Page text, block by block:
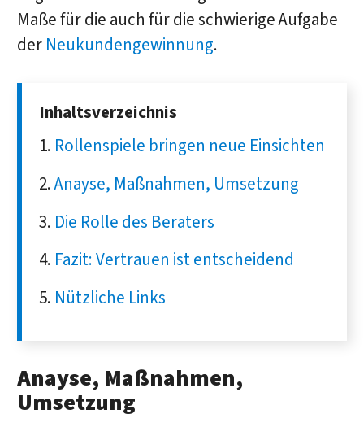
Maße für die auch für die schwierige Aufgabe
der Neukundengewinnung.
Inhaltsverzeichnis
Rollenspiele bringen neue Einsichten
Anayse, Maßnahmen, Umsetzung
Die Rolle des Beraters
Fazit: Vertrauen ist entscheidend
Nützliche Links
Anayse, Maßnahmen,
Umsetzung